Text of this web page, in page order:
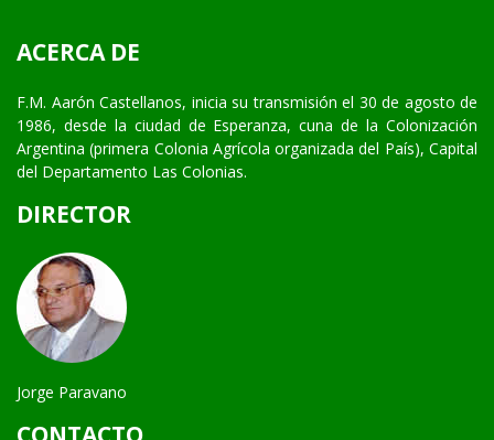
ACERCA DE
F.M. Aarón Castellanos, inicia su transmisión el 30 de agosto de
1986, desde la ciudad de Esperanza, cuna de la Colonización
Argentina (primera Colonia Agrícola organizada del País), Capital
del Departamento Las Colonias.
DIRECTOR
Jorge Paravano